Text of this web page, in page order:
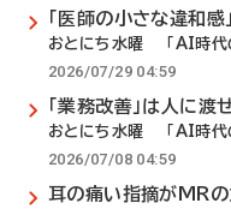
「医師の小さな違和感
おとにち水曜 「AI時代
2026/07/29 04:59
「業務改善」は人に渡
おとにち水曜 「AI時代
2026/07/08 04:59
耳の痛い指摘がMRの